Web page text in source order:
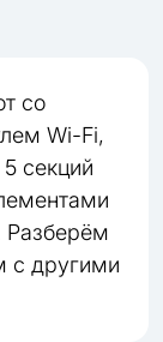
со
Wi-Fi,
секций
Разберём
с другими